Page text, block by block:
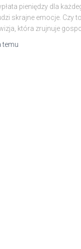
pieniędzy dla
skrajne emocje. Czy
która zrujnuje
temu